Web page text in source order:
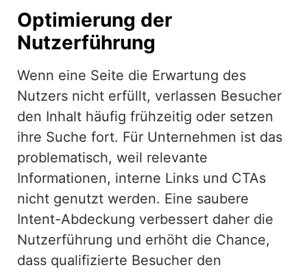
Optimierung der
Nutzerführung
Wenn eine Seite die Erwartung des
Nutzers nicht erfüllt, verlassen Besucher
den Inhalt häufig frühzeitig oder setzen
ihre Suche fort. Für Unternehmen ist das
problematisch, weil relevante
Informationen, interne Links und CTAs
nicht genutzt werden. Eine saubere
Intent-Abdeckung verbessert daher die
Nutzerführung und erhöht die Chance,
dass qualifizierte Besucher den